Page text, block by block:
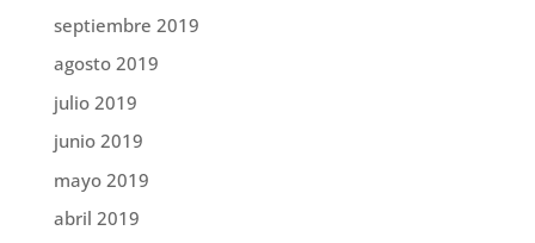
septiembre 2019
agosto 2019
julio 2019
junio 2019
mayo 2019
abril 2019